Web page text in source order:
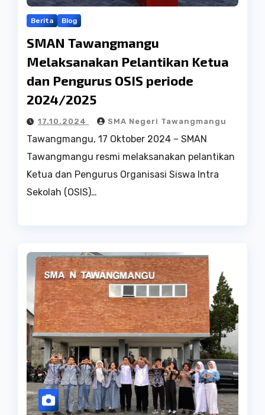
Berita Blog
SMAN Tawangmangu
Melaksanakan Pelantikan Ketua
dan Pengurus OSIS periode
2024/2025
17.10.2024 SMA Negeri Tawangmangu
Tawangmangu, 17 Oktober 2024 – SMAN
Tawangmangu resmi melaksanakan pelantikan
Ketua dan Pengurus Organisasi Siswa Intra
Sekolah (OSIS)…